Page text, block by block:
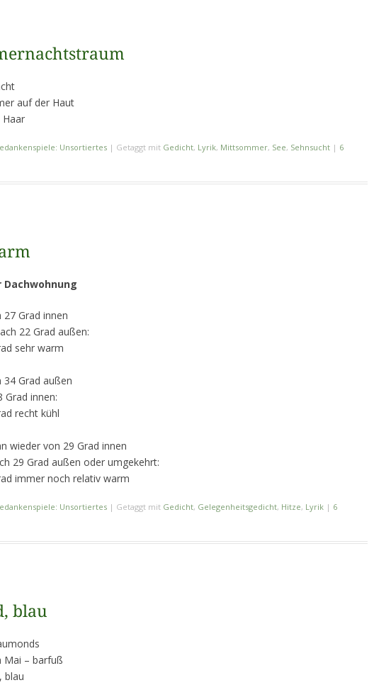
auf der Haut
Haar
Unsortiertes | Getaggt mit Gedicht, Lyrik, Mittsommer, See, Sehnsucht | 6
Dachwohnung
Grad innen
22 Grad außen:
sehr warm
Grad außen
Grad innen:
recht kühl
wieder von 29 Grad innen
29 Grad außen oder umgekehrt:
immer noch relativ warm
Unsortiertes | Getaggt mit Gedicht, Gelegenheitsgedicht, Hitze, Lyrik | 6
blau
Mai – barfuß
blau